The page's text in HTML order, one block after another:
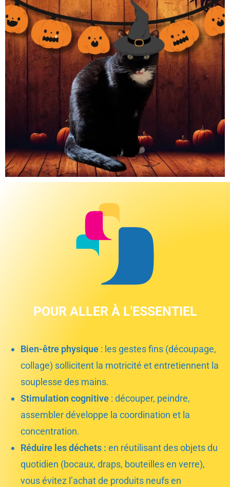
POUR ALLER À L'ESSENTIEL
Bien-être physique : les gestes fins (découpage,
collage) sollicitent la motricité et entretiennent la
souplesse des mains.
Stimulation cognitive : découper, peindre,
assembler développe la coordination et la
concentration.
Réduire les déchets : en réutilisant des objets du
quotidien (bocaux, draps, bouteilles en verre),
vous évitez l’achat de produits neufs en